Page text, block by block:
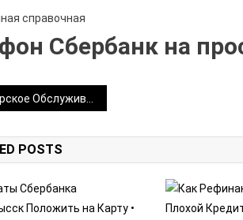
справочная
Сбербанк на
в Сбербанке Адреса в Нижнем Новгороде • О брокере сбербанк
POSTS